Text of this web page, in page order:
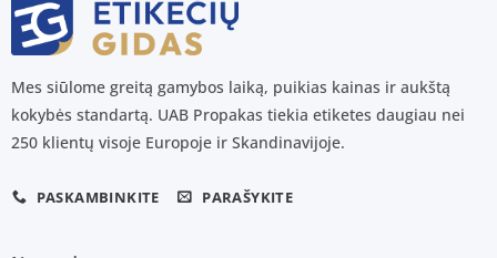
Mes siūlome greitą gamybos laiką, puikias kainas ir aukštą
kokybės standartą. UAB Propakas tiekia etiketes daugiau nei
250 klientų visoje Europoje ir Skandinavijoje.
PASKAMBINKITE PARAŠYKITE